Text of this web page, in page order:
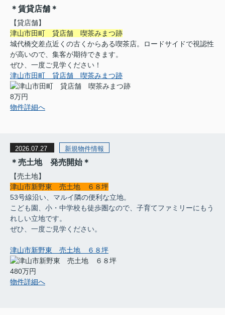
＊賃貸店舗＊
【貸店舗】
津山市田町 貸店舗 喫茶みまつ跡
城代橋交差点近くの古くからある喫茶店。ロードサイドで視認性
が高いので、集客が期待できます。
ぜひ、一度ご見学ください！
津山市田町 貸店舗 喫茶みまつ跡
8万円
物件詳細へ
2026.07.27 新規物件情報
＊売土地 発売開始＊
【売土地】
津山市新野東 売土地 ６８坪
53号線沿い、マルイ隣の便利な立地。
こども園、小・中学校も徒歩圏なので、子育てファミリーにもう
れしい立地です。
ぜひ、一度ご見学ください。
津山市新野東 売土地 ６８坪
480万円
物件詳細へ